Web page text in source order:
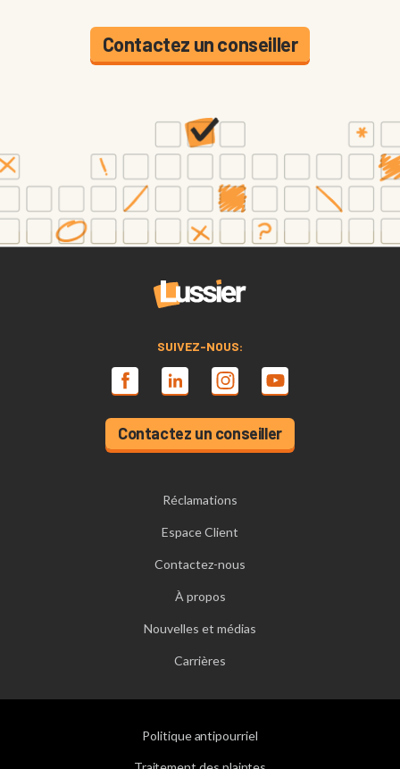
Contactez un conseiller
SUIVEZ-NOUS:
Contactez un conseiller
Réclamations
Espace Client
Contactez-nous
À propos
Nouvelles et médias
Carrières
Politique antipourriel